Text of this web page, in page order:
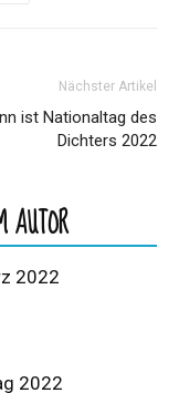
Nächster Artikel
ist Nationaltag des
Dichters 2022
AUTOR
2022
2022